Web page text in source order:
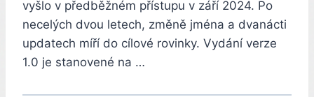
vyšlo v předběžném přístupu v září 2024. Po
necelých dvou letech, změně jména a dvanácti
updatech míří do cílové rovinky. Vydání verze
1.0 je stanovené na …